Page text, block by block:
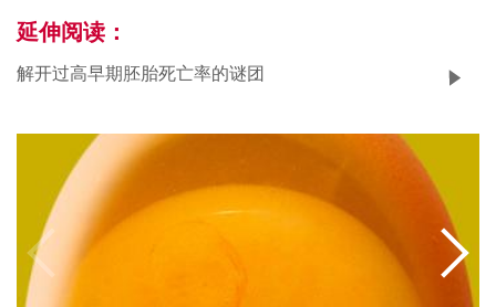
延伸阅读：
解开过高早期胚胎死亡率的谜团